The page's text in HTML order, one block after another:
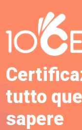
tutto
sapere